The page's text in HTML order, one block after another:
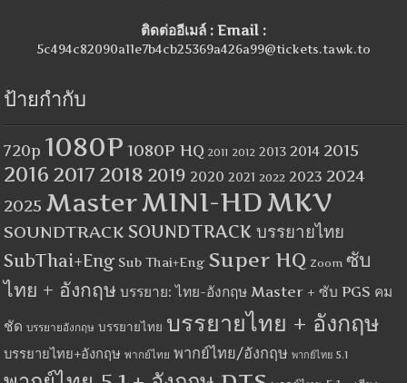
ติดต่ออีเมล์ : Email :
5c494c82090a11e7b4cb25369a426a99@tickets.tawk.to
ป้ายกำกับ
720p 1080P 1080P HQ 2011 2012 2013 2014 2015
2016 2017 2018 2019 2020 2021 2022 2023 2024
2025 MasterMINI-HDMKV
SOUNDTRACK SOUNDTRACK บรรยายไทย
SubThai+Eng Sub Thai+Eng Super HQ Zoom ซับ
ไทย + อังกฤษ บรรยาย: ไทย-อังกฤษ Master + ซับ PGS คม
ชัด บรรยายอังกฤษ บรรยายไทย บรรยายไทย + อังกฤษ
บรรยายไทย+อังกฤษ พากย์ไทย พากย์ไทย/อังกฤษ พากย์ไทย 5.1